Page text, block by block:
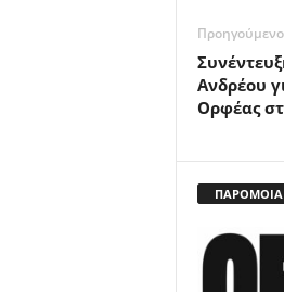
Ανδρέου
Ορφέας